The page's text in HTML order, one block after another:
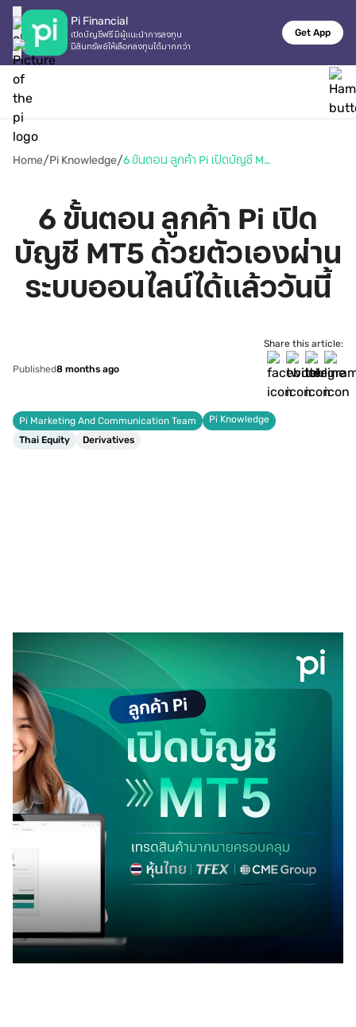
Pi Financial
เปิดบัญชีฟรี มีผู้แนะนำการลงทุน
มีสินทรัพย์ให้เลือกลงทุนได้มากกว่า
Get App
Home/Pi Knowledge/ 6 ขั้นตอน ลูกค้า Pi เปิดบัญชี MT5 ด้วยตัวเองผ่านระบบออนไลน์ได้แล้ววันนี้
6 ขั้นตอน ลูกค้า Pi เปิด
บัญชี MT5 ด้วยตัวเองผ่าน
ระบบออนไลน์ได้แล้ววันนี้
Published8 months ago
Share this article:
Pi Marketing And Communication Team
Pi Knowledge
Thai Equity
Derivatives